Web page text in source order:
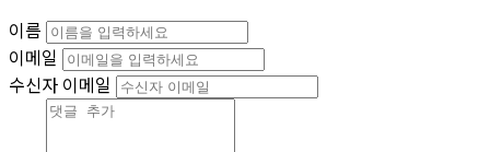
이름
이메일
수신자 이메일